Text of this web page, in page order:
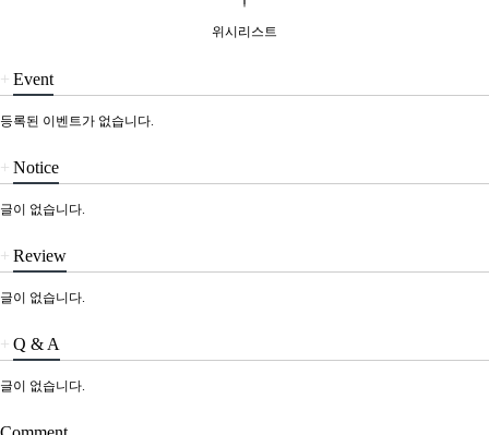
위시리스트
+ Event
등록된 이벤트가 없습니다.
+ Notice
글이 없습니다.
+ Review
글이 없습니다.
+ Q & A
글이 없습니다.